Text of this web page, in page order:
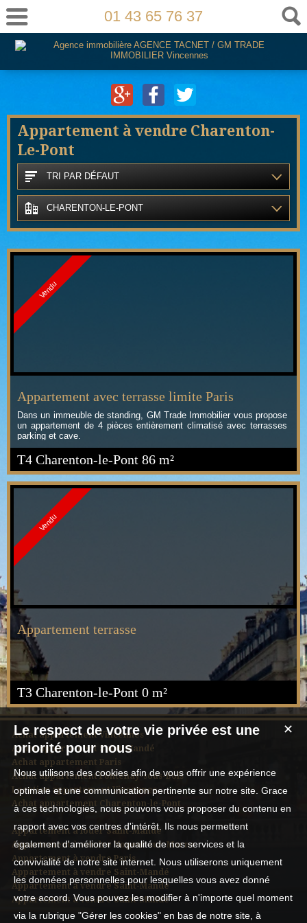
01 43 65 76 37
Appartement à vendre Charenton-
Le-Pont
TRI PAR DÉFAUT
CHARENTON-LE-PONT
Vendu
Appartement avec terrasse limite Paris
Dans un immeuble de standing, GM Trade Immobilier vous propose
un appartement de 4 pièces entièrement climatisé avec terrasses
parking et cave.
T4 Charenton-le-Pont 86 m²
Vendu
Appartement terrasse
T3 Charenton-le-Pont 0 m²
Achat appartement Vincennes
Achat appartement Saint-Mandé
Achat appartement Paris
Achat appartement Fontenay-sous-Bois
Location appartement Vincennes
Achat appartement Charenton-le-Pont
Appartement à louer Saint-Mandé
Appartement à vendre Nogent-sur-Marne
Appartement à vendre Paris
Appartement à vendre Saint-Mandé
Appartement à vendre Saint-Mandé
Appartement à vendre Saint-Mandé
✕
Le respect de votre vie privée est une
priorité pour nous
Nous utilisons des cookies afin de vous offrir une expérience
optimale et une communication pertinente sur notre site. Grace
à ces technologies, nous pouvons vous proposer du contenu en
rapport avec vos centres d'intérêt. Ils nous permettent
également d'améliorer la qualité de nos services et la
convivialité de notre site internet. Nous utiliserons uniquement
les données personnelles pour lesquelles vous avez donné
votre accord. Vous pouvez les modifier à n'importe quel moment
via la rubrique "Gérer les cookies" en bas de notre site, à